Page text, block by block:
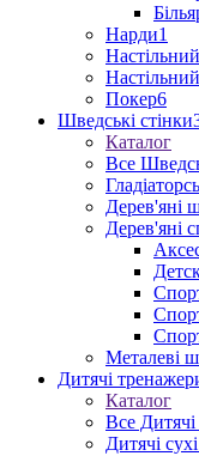
Нарди1
Покер6
Шведські стінки
Каталог
Все
Дерев'яні
Дерев'яні
Металеві
Дитячі
Каталог
Все Дитячі
Дитячі